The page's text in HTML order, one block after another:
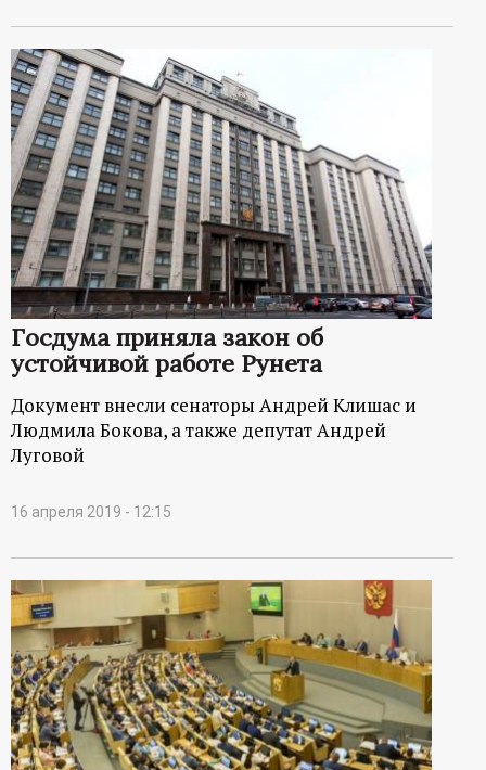
й
п
о
р
т
а
л
Госдума приняла закон об
устойчивой работе Рунета
Документ внесли сенаторы Андрей Клишас и
Людмила Бокова, а также депутат Андрей
Луговой
16 апреля 2019 - 12:15